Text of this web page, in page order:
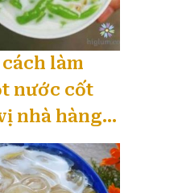
làm
nước cốt
nhà hàng